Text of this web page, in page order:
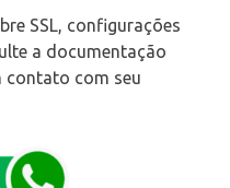
SSL, configurações
a documentação
contato com seu